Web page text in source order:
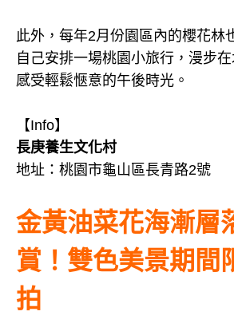
此外，每年2月份園區內的櫻花林
自己安排一場桃園小旅行，漫步在
感受輕鬆愜意的午後時光。
【Info】
長庚養生文化村
地址：桃園市龜山區長青路2號
金黃油菜花海漸層
賞！雙色美景期間
拍